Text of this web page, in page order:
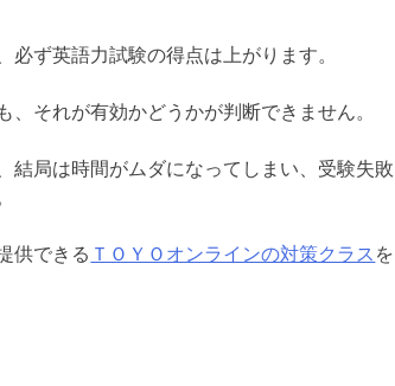
必ず英語力試験の得点は上がります。
、それが有効かどうかが判断できません。
結局は時間がムダになってしまい、受験失敗
供できる ＴＯＹＯオンラインの対策クラス を